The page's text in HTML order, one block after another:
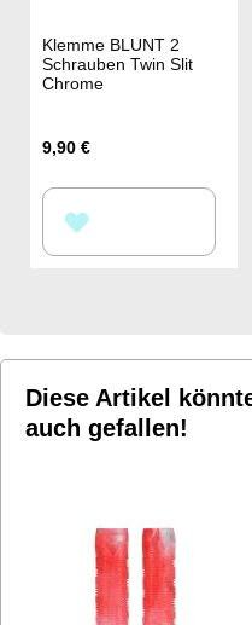
Klemme BLUNT 2
Schrauben Twin Slit
Chrome
9,90 €
WUNSCHLISTE
Diese Artikel
auch gefallen!